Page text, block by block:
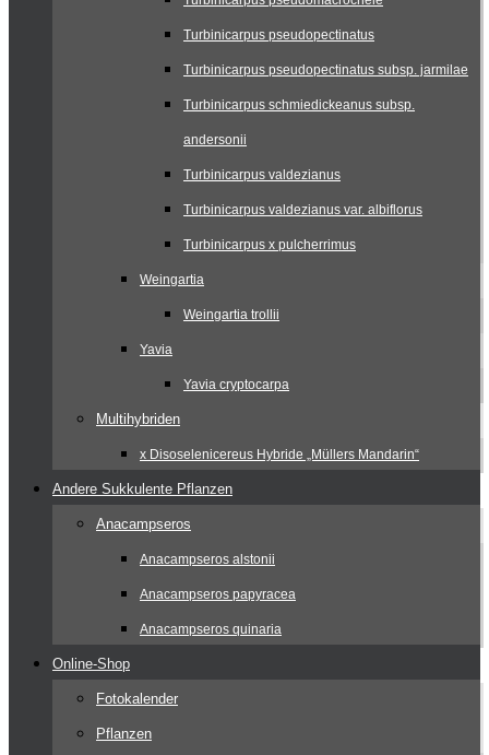
Turbinicarpus pseudopectinatus
Turbinicarpus pseudopectinatus subsp. jarmilae
Turbinicarpus schmiedickeanus subsp.
andersonii
Turbinicarpus valdezianus
Turbinicarpus valdezianus var. albiflorus
Turbinicarpus x pulcherrimus
Weingartia
Weingartia trollii
Yavia
Yavia cryptocarpa
Multihybriden
x Disoselenicereus Hybride „Müllers Mandarin“
Andere Sukkulente Pflanzen
Anacampseros
Anacampseros alstonii
Anacampseros papyracea
Anacampseros quinaria
Online-Shop
Fotokalender
Pflanzen